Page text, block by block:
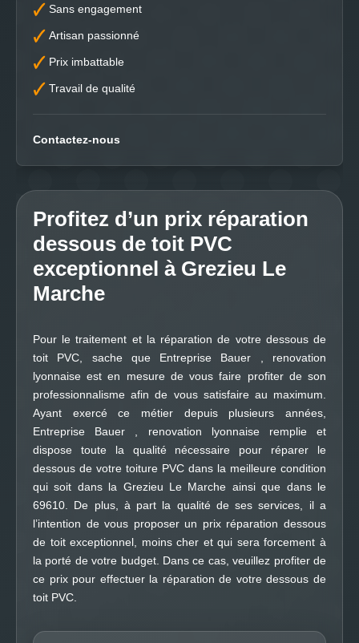
Sans engagement
Artisan passionné
Prix imbattable
Travail de qualité
Contactez-nous
Profitez d’un prix réparation
dessous de toit PVC
exceptionnel à Grezieu Le
Marche
Pour le traitement et la réparation de votre dessous de
toit PVC, sache que Entreprise Bauer , renovation
lyonnaise est en mesure de vous faire profiter de son
professionnalisme afin de vous satisfaire au maximum.
Ayant exercé ce métier depuis plusieurs années,
Entreprise Bauer , renovation lyonnaise remplie et
dispose toute la qualité nécessaire pour réparer le
dessous de votre toiture PVC dans la meilleure condition
qui soit dans la Grezieu Le Marche ainsi que dans le
69610. De plus, à part la qualité de ses services, il a
l’intention de vous proposer un prix réparation dessous
de toit exceptionnel, moins cher et qui sera forcement à
la porté de votre budget. Dans ce cas, veuillez profiter de
ce prix pour effectuer la réparation de votre dessous de
toit PVC.